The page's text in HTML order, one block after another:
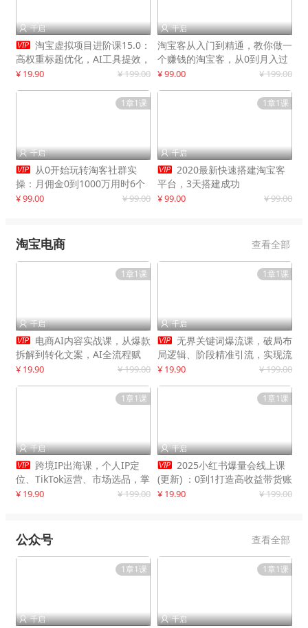
 千启
 淘宝虚拟项目进阶课15.0：
高权重标题优化，AI工具提效，
自动盈利模式搭建
¥ 19.90 ¥ 199.00
 千启
淘宝客从入门到精通，教你做一
个赚钱的淘宝客，从0到月入过
万
¥ 99.00 ¥ 199.00
1章1课
 千启
 从0开始玩转淘客社群实
操：月佣金0到1000万用时6个
月
¥ 99.00 ¥ 99.00
1章1课
 千启
 2020最新快速搭建淘宝客
平台，3天搭建成功
¥ 99.00 ¥ 99.00
淘宝电商 查看全部
1章1课
 千启
 电商AI内容实战课，从爆款
拆解到转化文案，AI全流程赋
能，解放人力，单月节省内容成
¥ 19.90 ¥ 199.00
1章1课
 千启
 无界关键词爆流课，破局布
局逻辑、阶段精准引流，实现流
量翻倍，店铺业绩增长50%+
¥ 19.90 ¥ 199.00
1章1课
 千启
 跨境IP出海课，个人IP定
位、TikTok运营、市场选品，掌
握核心闭环，实现月入1万美金
¥ 19.90 ¥ 199.00
1章1课
 千启
 2025小红书爆量会线上课
(更新) ：0到1打造高收益带货账
号，靠小红书带货年入100w？
¥ 19.90 ¥ 199.00
公众号 查看全部
1章1课
 千启
1章1课
 千启